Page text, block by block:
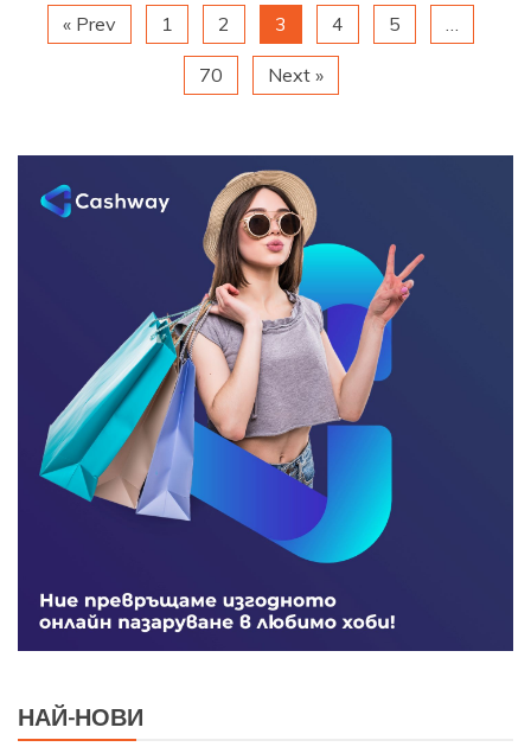
« Prev 1 2 3 4 5
70 Next »
НАЙ-НОВИ